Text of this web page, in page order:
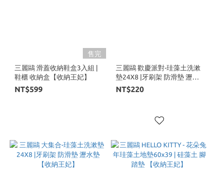
售完
三麗鷗 滑蓋收納鞋盒3入組 |
鞋櫃 收納盒【收納王妃】
NT$599
三麗鷗 歡慶派對-珪藻土洗漱
墊24X8 |牙刷架 防滑墊 瀝水
墊【收納王妃】
NT$220